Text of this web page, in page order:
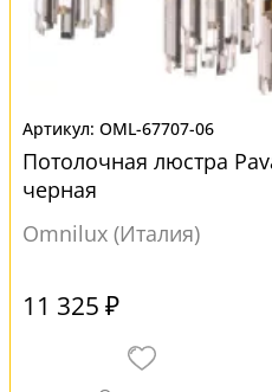
OML-67707-06
Потолочная люстра
черная
Omnilux (Италия)
11 325 ₽